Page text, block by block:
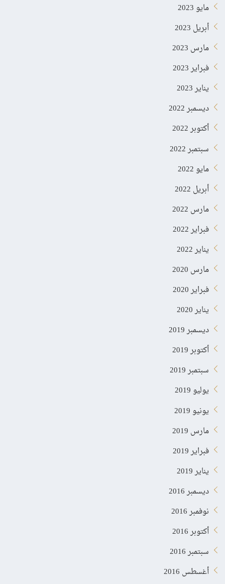
مايو 2023
أبريل 2023
مارس 2023
فبراير 2023
يناير 2023
ديسمبر 2022
أكتوبر 2022
سبتمبر 2022
مايو 2022
أبريل 2022
مارس 2022
فبراير 2022
يناير 2022
مارس 2020
فبراير 2020
يناير 2020
ديسمبر 2019
أكتوبر 2019
سبتمبر 2019
يوليو 2019
يونيو 2019
مارس 2019
فبراير 2019
يناير 2019
ديسمبر 2016
نوفمبر 2016
أكتوبر 2016
سبتمبر 2016
أغسطس 2016